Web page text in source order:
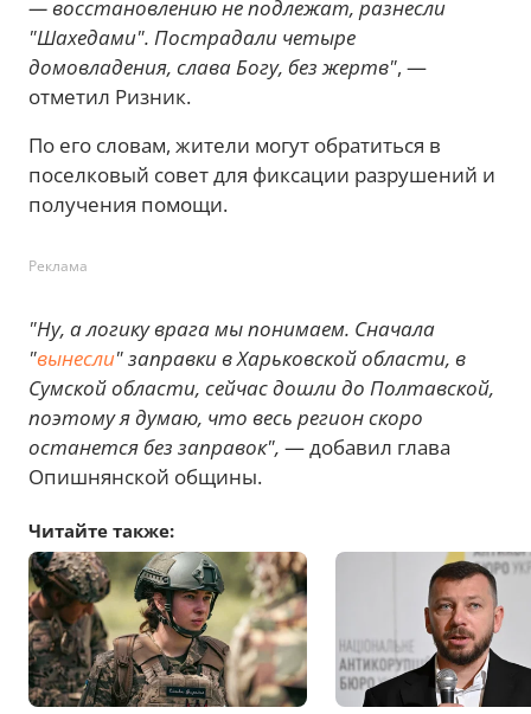
— восстановлению не подлежат, разнесли
"Шахедами". Пострадали четыре
домовладения, слава Богу, без жертв", —
отметил Ризник.
По его словам, жители могут обратиться в
поселковый совет для фиксации разрушений и
получения помощи.
Реклама
"Ну, а логику врага мы понимаем. Сначала
"вынесли" заправки в Харьковской области, в
Сумской области, сейчас дошли до Полтавской,
поэтому я думаю, что весь регион скоро
останется без заправок", — добавил глава
Опишнянской общины.
Читайте также: